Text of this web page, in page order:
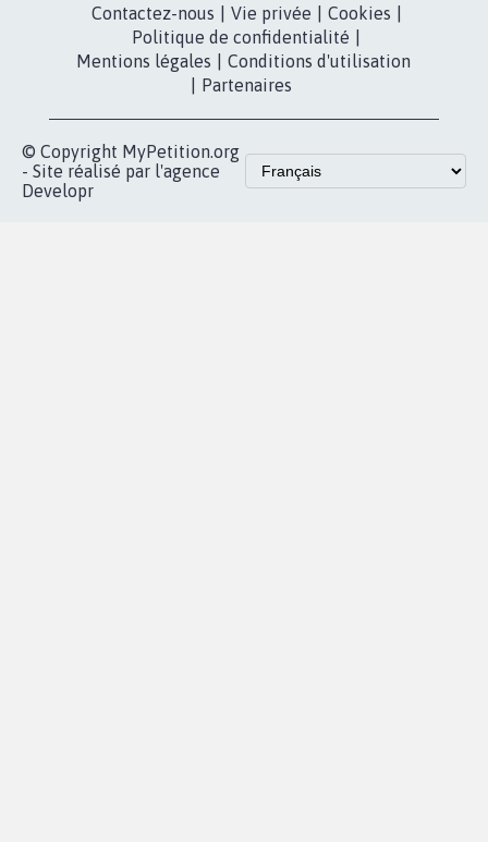
Contactez-nous
Vie privée Cookies
Politique de confidentialité
Mentions légales
Conditions d'utilisation
Partenaires
© Copyright MyPetition.org
- Site réalisé par l'agence
Developr